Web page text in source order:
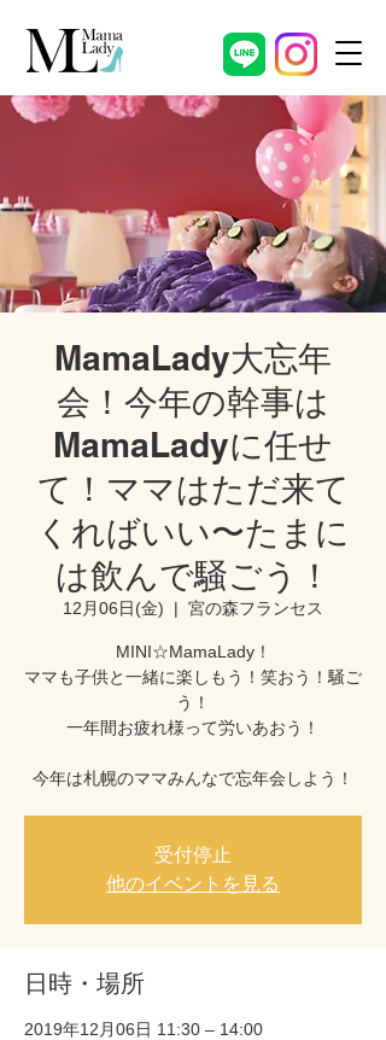
MamaLady大忘年
会！今年の幹事は
MamaLadyに任せ
て！ママはただ来て
くればいい〜たまに
は飲んで騒ごう！
12月06日(金)
  |
宮の森フランセス
MINI☆MamaLady！
ママも子供と一緒に楽しもう！笑おう！騒ご
う！
一年間お疲れ様って労いあおう！
受付停止
他のイベントを見る
日時・場所
2019年12月06日 11:30 – 14:00